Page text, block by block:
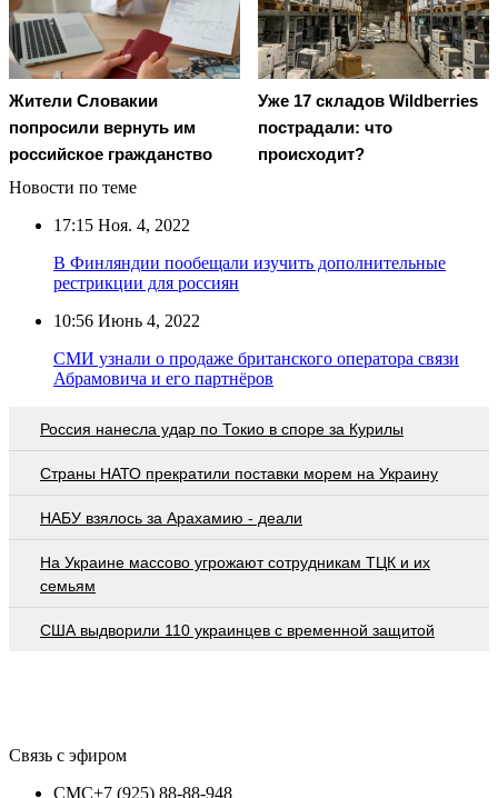
Жители Словакии
попросили вернуть им
российское гражданство
Уже 17 складов Wildberries
пострадали: что
происходит?
Новости по теме
17:15 Ноя. 4, 2022
В Финляндии пообещали изучить дополнительные
рестрикции для россиян
10:56 Июнь 4, 2022
СМИ узнали о продаже британского оператора связи
Абрамовича и его партнёров
Россия нанесла удар по Токио в споре за Курилы
Страны НАТО прекратили поставки морем на Украину
НАБУ взялось за Арахамию - деали
На Украине массово угрожают сотрудникам ТЦК и их
семьям
США выдворили 110 украинцев с временной защитой
Связь с эфиром
СМС+7 (925) 88-88-948